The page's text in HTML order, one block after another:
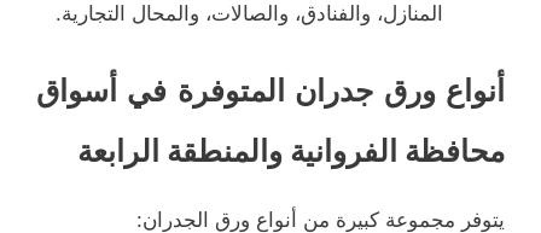
المنازل، والفنادق، والصالات، والمحال التجارية.
أنواع ورق جدران المتوفرة في أسواق
محافظة الفروانية والمنطقة الرابعة
يتوفر مجموعة كبيرة من أنواع ورق الجدران: